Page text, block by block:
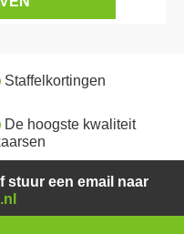
Staffelkortingen
De hoogste kwaliteit
stuur een email naar